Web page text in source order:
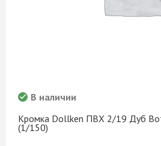
Кромка Dollken ПВХ 2/19 Дуб
(1/150)
В наличии